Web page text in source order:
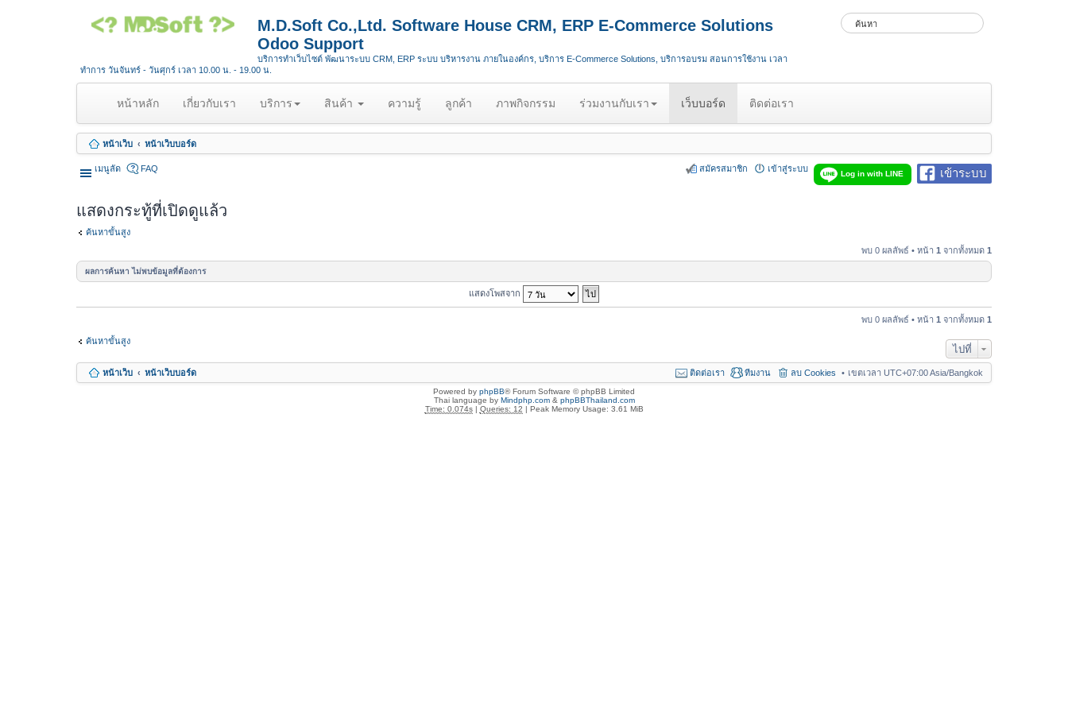
M.D.Soft Co.,Ltd. Software House CRM, ERP E-Commerce Solutions
Odoo Support
บริการทำเว็บไซต์ พัฒนาระบบ CRM, ERP ระบบ บริหารงาน ภายในองค์กร, บริการ E-Commerce Solutions, บริการอบรม สอนการใช้งาน เวลา
ทำการ วันจันทร์ - วันศุกร์ เวลา 10.00 น. - 19.00 น.
หน้าหลัก(
u
r
n
t
เกี่ยวกับเรา บริการ สินค้า ความรู้ ลูกค้า ภาพกิจกรรม ร่วมงานกับเรา เว็บบอร์ด ติดต่อเรา
หน้าเว็บ หน้าเว็บบอร์ด
เมนูลัด เข้าระบบ
Log in with LINE
FAQ เข้าสู่ระบบ
สมัครสมาชิก
แสดงกระทู้ที่เปิดดูแล้ว
ค้นหาขั้นสูง
พบ 0 ผลลัพธ์ • หน้า 1 จากทั้งหมด 1
ผลการค้นหา ไม่พบข้อมูลที่ต้องการ
แสดงโพสจาก
พบ 0 ผลลัพธ์ • หน้า 1 จากทั้งหมด 1
ค้นหาขั้นสูง
ไปที่
หน้าเว็บ หน้าเว็บบอร์ด เขตเวลา UTC+07:00 Asia/Bangkok
ลบ Cookies
ทีมงาน
ติดต่อเรา
Powered by phpBB® Forum Software © phpBB Limited
Thai language by Mindphp.com& phpBBThailand.com
Time: 0.074s| Queries: 12 | Peak Memory Usage: 3.61 MiB